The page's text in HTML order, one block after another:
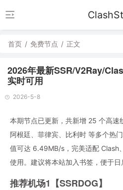
首页 / 免费节点 / 正文
2026年最新SSR/V2Ray/
实时可用
2026-5-8
本期节点已更新，共新增 25 个高速
阿根廷、菲律宾、比利时 等多个热
值可达 6.49MB/s，完美适配 Clash
使用。建议将本站加入书签，便于日
推荐机场1【SSRDOG】